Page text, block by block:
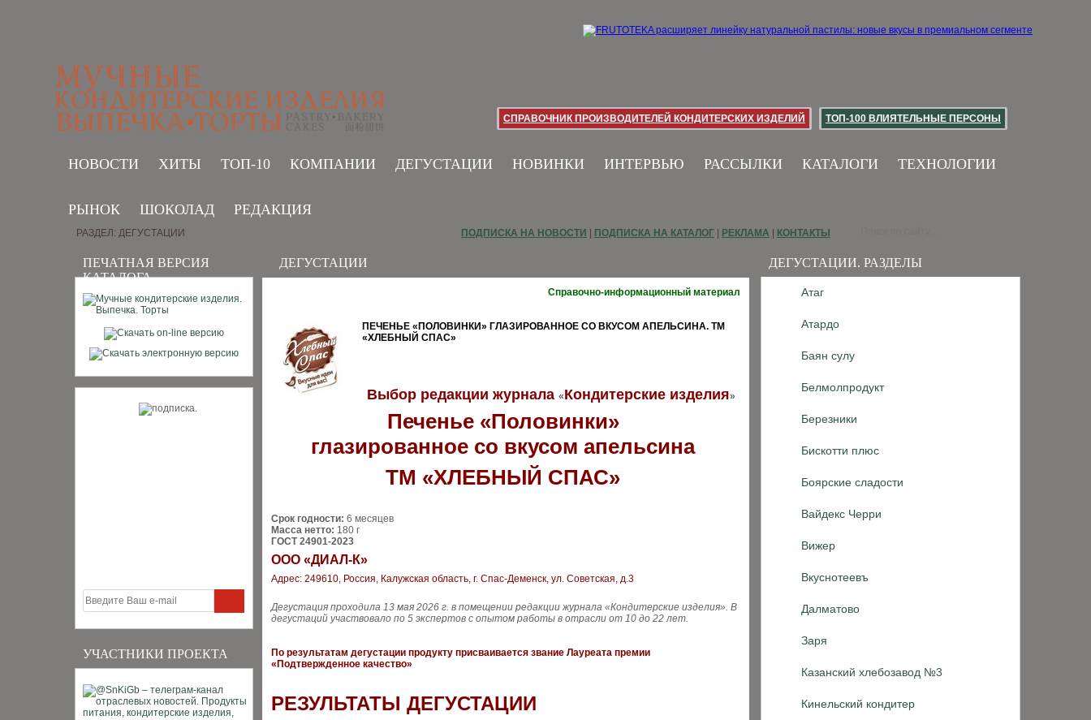
СПРАВОЧНИК ПРОИЗВОДИТЕЛЕЙ КОНДИТЕРСКИХ ИЗДЕЛИЙ ТОП-100 ВЛИЯТЕЛЬНЫЕ ПЕРСОНЫ
НОВОСТИ ХИТЫ ТОП-10 КОМПАНИИ ДЕГУСТАЦИИ НОВИНКИ ИНТЕРВЬЮ РАССЫЛКИ КАТАЛОГИ ТЕХНОЛОГИИ
РЫНОК ШОКОЛАД РЕДАКЦИЯ
ПЕЧАТНАЯ ВЕРСИЯ
КАТАЛОГА
УЧАСТНИКИ ПРОЕКТА
ДЕГУСТАЦИИ. РАЗДЕЛЫ
Атаг
Атардо
Баян сулу
Белмолпродукт
Березники
Бискотти плюс
Боярские сладости
Вайдекс Черри
Вижер
Вкуснотеевъ
Далматово
Заря
Казанский хлебозавод №3
Кинельский кондитер
РАЗДЕЛ: ДЕГУСТАЦИИ ПОДПИСКА НА НОВОСТИ ПОДПИСКА НА КАТАЛОГ РЕКЛАМА КОНТАКТЫ
ДЕГУСТАЦИИ
Справочно-информационный материал
ПЕЧЕНЬЕ «ПОЛОВИНКИ» ГЛАЗИРОВАННОЕ СО ВКУСОМ АПЕЛЬСИНА. ТМ
«ХЛЕБНЫЙ СПАС»
Выбор редакции журнала «Кондитерские изделия»
Печенье «Половинки»
глазированное со вкусом апельсина
ТМ «ХЛЕБНЫЙ СПАС»
Срок годности: 6 месяцев
Масса нетто: 180 г
ГОСТ 24901-2023
ООО «ДИАЛ-К»
Адрес: 249610, Россия, Калужская область, г. Спас-Деменск, ул. Советская, д.3
Дегустация проходила 13 мая 2026 г. в помещении редакции журнала «Кондитерские изделия». В
дегустаций участвовало по 5 экспертов с опытом работы в отрасли от 10 до 22 лет.
По результатам дегустации продукту присваивается звание Лауреата премии
«Подтвержденное качество»
РЕЗУЛЬТАТЫ ДЕГУСТАЦИИ